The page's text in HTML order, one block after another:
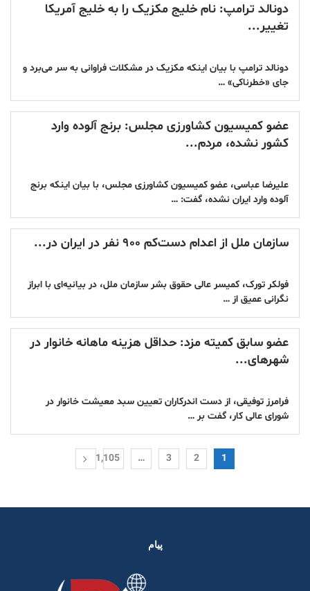
دونالد ترامپ: نام خلیج مکزیک را به خلیج آمریکا
تغییر...
دونالد ترامپ با بیان اینکه مکزیک در مشکلات فراوانی به سر می‌برد و
جای «خطرناکی» …
عضو کمیسیون کشاورزی مجلس: برنج آلوده وارد
کشور نشده، مردم...
علیرضا عباسی، عضو کمیسیون کشاورزی مجلس، با بیان اینکه برنج
آلوده وارد ایران نشده، گفت: …
سازمان ملل از اعدام دست‌کم ۹۰۰ نفر در ایران در...
فولکر تورک، کمیسر عالی حقوق بشر سازمان ملل، در بیانیه‌ای با ابراز
نگرانی عمیق از …
عضو سابق کمیته مزد: حداقل هزینه ماهانه خانوار در
شهرهای...
فرامرز توفیقی، از دست اندرکاران تعیین سبد معیشت خانوار در
شورای عالی کار، گفت بر …
1
2
3
…
1,105
پیام